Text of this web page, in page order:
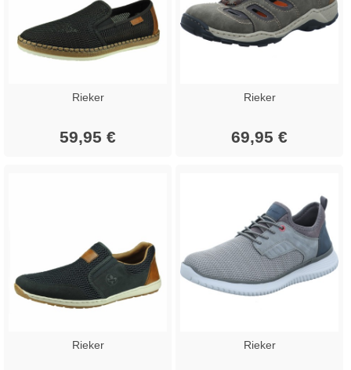
Rieker
59,95 €
Rieker
69,95 €
Rieker Rieker